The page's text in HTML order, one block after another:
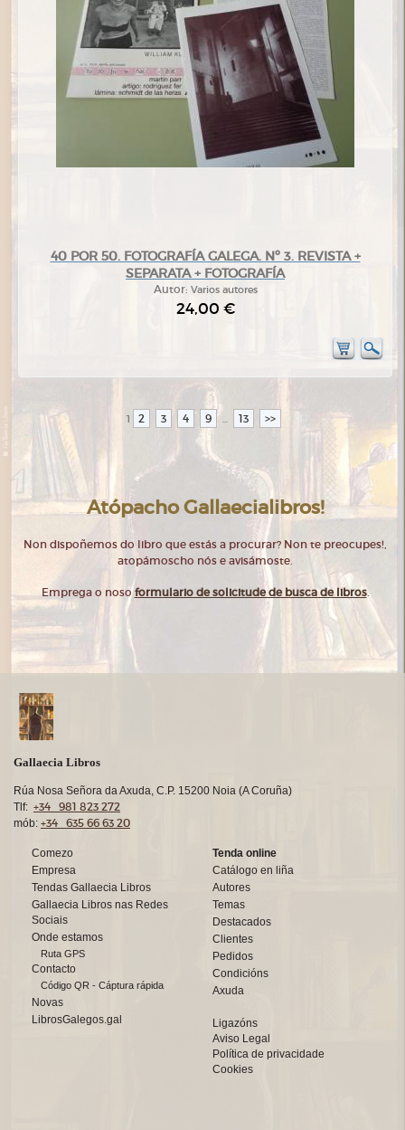
40 POR 50. FOTOGRAFÍA GALEGA. Nº 3. REVISTA +
SEPARATA + FOTOGRAFÍA
Autor: Varios autores
24,00 €
1 2 3 4 9 ... 13 >>
Atópacho Gallaecialibros!
Non dispoñemos do libro que estás a procurar? Non te preocupes!,
atopámoscho nós e avisámoste.
Emprega o nosoformulario de solicitude de busca de libros.
Gallaecia Libros
Rúa Nosa Señora da Axuda, C.P. 15200 Noia (A Coruña)
Tlf: +34 981 823 272
mób: +34 635 66 63 20
Comezo
Empresa
Tendas Gallaecia Libros
Gallaecia Libros nas Redes
Sociais
Onde estamos
Ruta GPS
Contacto
Código QR - Cáptura rápida
Novas
LibrosGalegos.gal
Tenda online
Catálogo en liña
Autores
Temas
Destacados
Clientes
Pedidos
Condicións
Axuda
Ligazóns
Aviso Legal
Política de privacidade
Cookies